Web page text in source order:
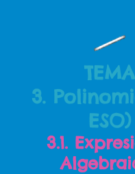
TEMA
3.
ESO)
3.1.